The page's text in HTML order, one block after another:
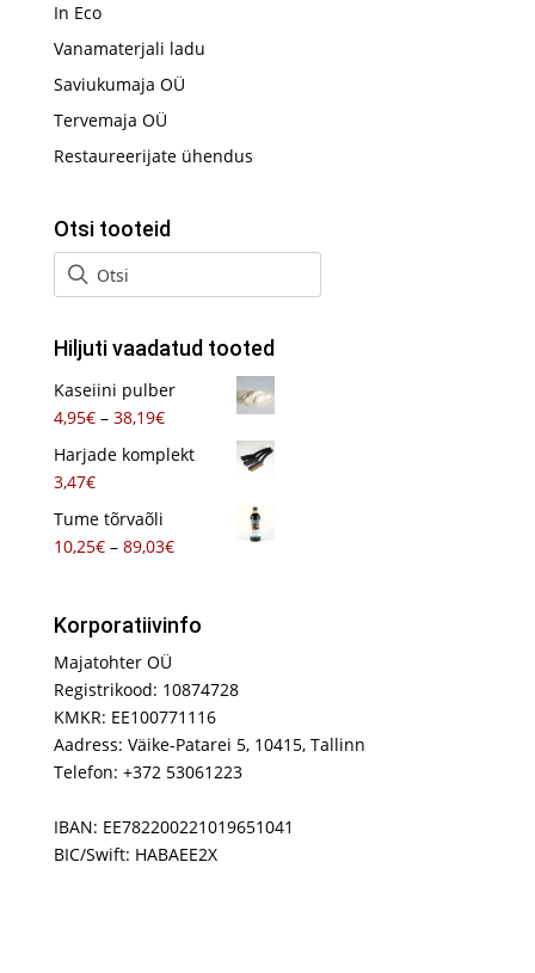
In Eco
Vanamaterjali ladu
Saviukumaja OÜ
Tervemaja OÜ
Restaureerijate ühendus
Otsi tooteid
Hiljuti vaadatud tooted
Kaseiini pulber
4,95€ – 38,19€Hinnavahemik:
4,95€
Harjade komplekt
3,47€
Tume tõrvaõli
10,25€ – 89,03€Hinnavahemik:
89,03€
Korporatiivinfo
Majatohter OÜ
Registrikood: 10874728
KMKR: EE100771116
Aadress: Väike-Patarei 5, 10415, Tallinn
Telefon: +372 53061223
IBAN: EE782200221019651041
BIC/Swift: HABAEE2X